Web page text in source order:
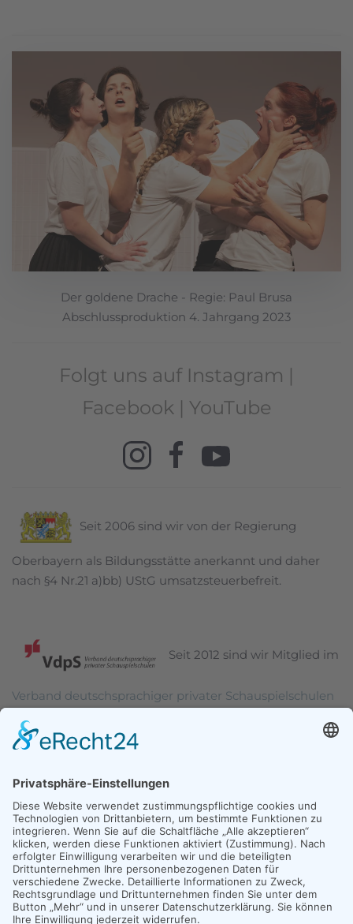
Der goldene Drache - Regie: Paul Brusa
Abschlussproduktion 4. Jahrgang 2023
Folgt uns auf Instagram |
Facebook | YouTube
Seit 2006 sind wir von der Regierung
Oberbayern als Bildungsstätte anerkannt und daher
nach §4 Nr.21 a)bb) UStG umsatzsteuerbefreit.
Seit 2012 sind wir Mitglied im
Verband deutschsprachiger privater Schauspielschulen
MÜNCHEN INNSBRUCK ESSEN LEIPZIG
IMPRESSUM DATENSCHUTZ LOGIN